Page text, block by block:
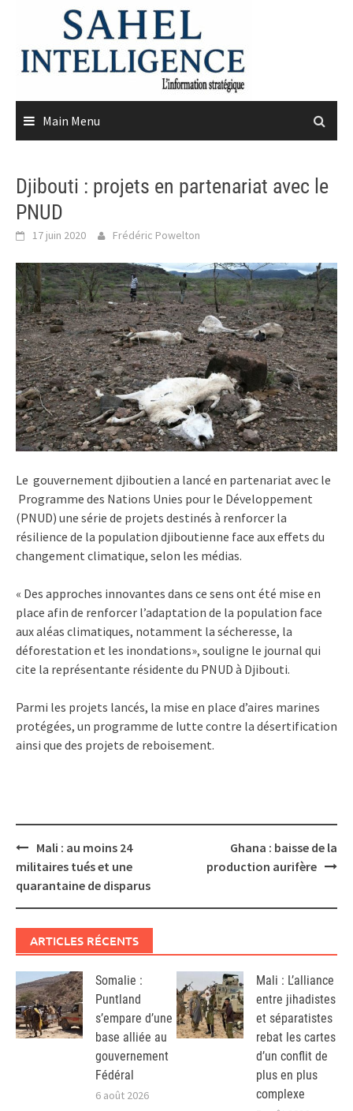
content
Main Menu
Djibouti : projets en partenariat avec le
PNUD
17 juin 2020 Frédéric Powelton
Le gouvernement djiboutien a lancé en partenariat avec le
Programme des Nations Unies pour le Développement
(PNUD) une série de projets destinés à renforcer la
résilience de la population djiboutienne face aux effets du
changement climatique, selon les médias.
« Des approches innovantes dans ce sens ont été mise en
place afin de renforcer l’adaptation de la population face
aux aléas climatiques, notamment la sécheresse, la
déforestation et les inondations», souligne le journal qui
cite la représentante résidente du PNUD à Djibouti.
Parmi les projets lancés, la mise en place d’aires marines
protégées, un programme de lutte contre la désertification
ainsi que des projets de reboisement.
Post
navigation
Mali : au moins 24
militaires tués et une
quarantaine de disparus
Ghana : baisse de la
production aurifère
ARTICLES RÉCENTS
Somalie :
Puntland
s’empare d’une
base alliée au
gouvernement
Fédéral
6 août 2026
Mali : L’alliance
entre jihadistes
et séparatistes
rebat les cartes
d’un conflit de
plus en plus
complexe